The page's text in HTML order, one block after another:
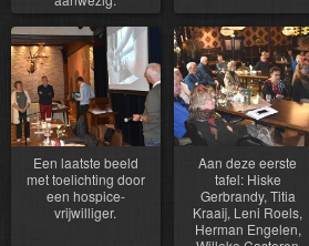
Een laatste beeld
met toelichting door
een hospice-
vrijwilliger.
Aan deze eerste
tafel: Hiske
Gerbrandy, Titia
Kraaij, Leni Roels,
Herman Engelen,